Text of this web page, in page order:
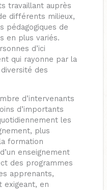
travaillant auprès
différents milieux,
pédagogiques de
en plus variés.
d’ici
qui rayonne par la
des
d’intervenants
d’importants
les
plus
formation
enseignement
des programmes
apprenants,
exigeant, en